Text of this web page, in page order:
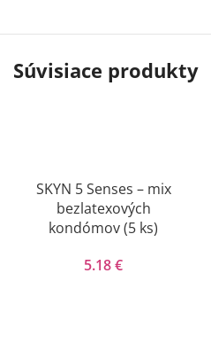
Súvisiace produkty
SKYN 5 Senses – mix
bezlatexových
kondómov (5 ks)
5.18€